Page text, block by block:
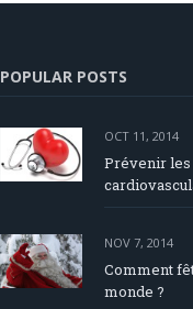
POPULAR POSTS
OCT 11, 2014
Prévenir les
NOV 7, 2014
Comment
monde ?